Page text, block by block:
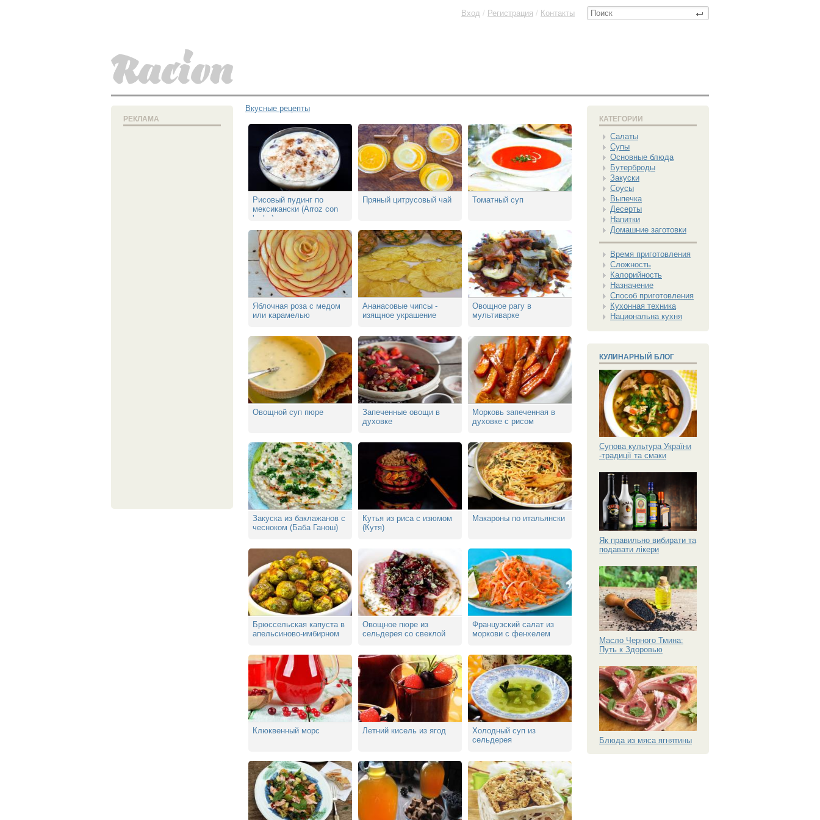
Вкусные рецепты
РЕКЛАМА
Рисовый пудинг по
мексикански (Arroz con
leche)
Пряный цитрусовый чай Томатный суп
Яблочная роза с медом
или карамелью
Ананасовые чипсы -
изящное украшение
Овощное рагу в
мультиварке
Овощной суп пюре
Запеченные овощи в
духовке
Морковь запеченная в
духовке с рисом
Закуска из баклажанов с
чесноком (Баба Ганош)
Кутья из риса с изюмом
(Кутя)
Макароны по итальянски
Брюссельская капуста в
апельсиново-имбирном
Овощное пюре из
сельдерея со свеклой
Французский салат из
моркови с фенхелем
Клюквенный морс Летний кисель из ягод
Холодный суп из
сельдерея
КАТЕГОРИИ
Салаты
Супы
Основные блюда
Бутерброды
Закуски
Соусы
Выпечка
Десерты
Напитки
Домашние заготовки
Время приготовления
Сложность
Калорийность
Назначение
Способ приготовления
Кухонная техника
Национальна кухня
КУЛИНАРНЫЙ БЛОГ
Супова культура України
-традиції та смаки
Як правильно вибирати та
подавати лікери
Масло Черного Тмина:
Путь к Здоровью
Блюда из мяса ягнятины
Вход / Регистрация / Контакты